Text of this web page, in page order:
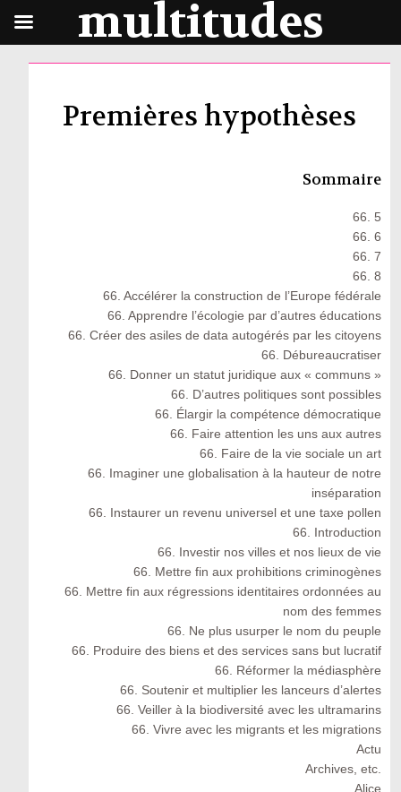
Premières hypothèses
Sommaire
66. 5
66. 6
66. 7
66. 8
66. Accélérer la construction de l’Europe fédérale
66. Apprendre l’écologie par d’autres éducations
66. Créer des asiles de data autogérés par les citoyens
66. Débureaucratiser
66. Donner un statut juridique aux « communs »
66. D’autres politiques sont possibles
66. Élargir la compétence démocratique
66. Faire attention les uns aux autres
66. Faire de la vie sociale un art
66. Imaginer une globalisation à la hauteur de notre
inséparation
66. Instaurer un revenu universel et une taxe pollen
66. Introduction
66. Investir nos villes et nos lieux de vie
66. Mettre fin aux prohibitions criminogènes
66. Mettre fin aux régressions identitaires ordonnées au
nom des femmes
66. Ne plus usurper le nom du peuple
66. Produire des biens et des services sans but lucratif
66. Réformer la médiasphère
66. Soutenir et multiplier les lanceurs d’alertes
66. Veiller à la biodiversité avec les ultramarins
66. Vivre avec les migrants et les migrations
Actu
Archives, etc.
Alice
multitudes